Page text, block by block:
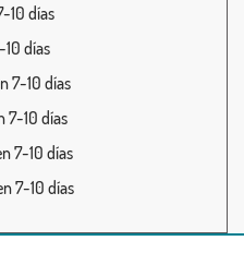
10 días
días
7-10 días
7-10 días
7-10 días
7-10 días